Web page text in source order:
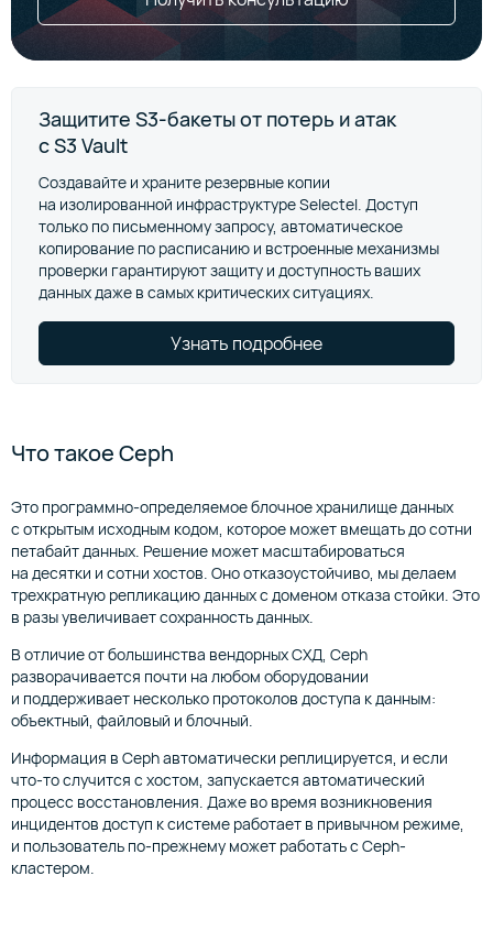
Защитите S3-бакеты от потерь и атак
с S3 Vault
Создавайте и храните резервные копии
на изолированной инфраструктуре Selectel. Доступ
только по письменному запросу, автоматическое
копирование по расписанию и встроенные механизмы
проверки гарантируют защиту и доступность ваших
данных даже в самых критических ситуациях.
Узнать подробнее
Что такое Ceph
Это программно-определяемое блочное хранилище данных
с открытым исходным кодом, которое может вмещать до сотни
петабайт данных. Решение может масштабироваться
на десятки и сотни хостов. Оно отказоустойчиво, мы делаем
трехкратную репликацию данных с доменом отказа стойки. Это
в разы увеличивает сохранность данных.
В отличие от большинства вендорных СХД, Ceph
разворачивается почти на любом оборудовании
и поддерживает несколько протоколов доступа к данным:
объектный, файловый и блочный.
Информация в Ceph автоматически реплицируется, и если
что-то случится с хостом, запускается автоматический
процесс восстановления. Даже во время возникновения
инцидентов доступ к системе работает в привычном режиме,
и пользователь по-прежнему может работать с Ceph-
кластером.